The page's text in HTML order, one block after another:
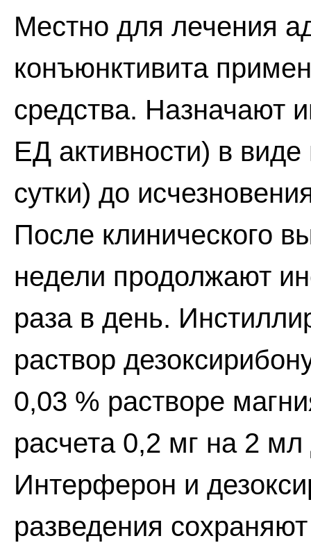
Местно для лечения
конъюнктивита
средства. Назначают
ЕД активности) в
сутки) до
После клинического
недели продолжают
раза в день.
раствор
0,03 % растворе
расчета 0,2 мг на 2
Интерферон и
разведения